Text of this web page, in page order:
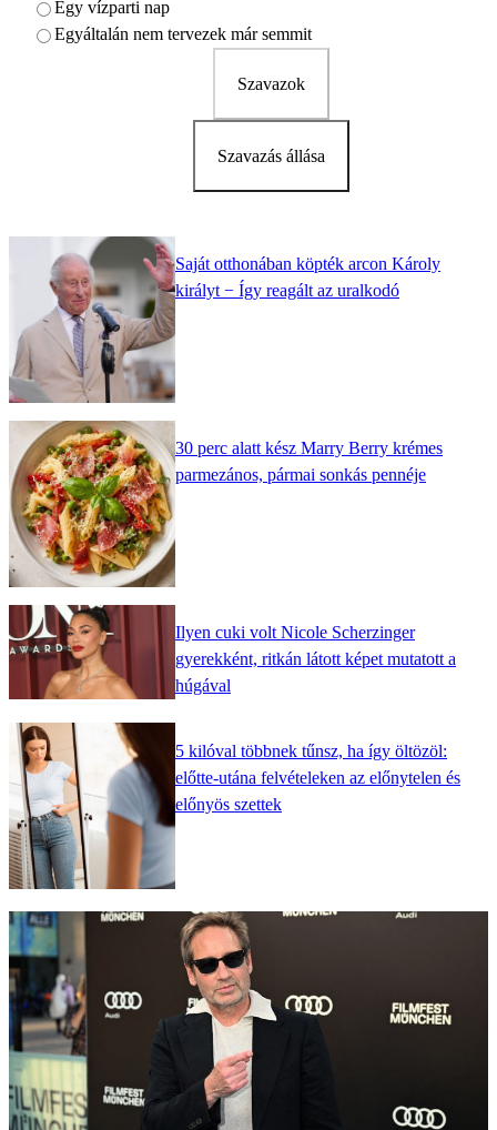
Egy vízparti nap
Egyáltalán nem tervezek már semmit
Szavazok
Szavazás állása
Saját otthonában köpték arcon Károly
királyt − Így reagált az uralkodó
30 perc alatt kész Marry Berry krémes
parmezános, pármai sonkás pennéje
Ilyen cuki volt Nicole Scherzinger
gyerekként, ritkán látott képet mutatott a
húgával
5 kilóval többnek tűnsz, ha így öltözöl:
előtte-utána felvételeken az előnytelen és
előnyös szettek